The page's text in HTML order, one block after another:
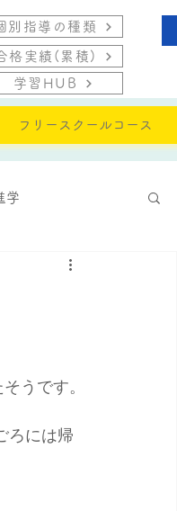
別指導の種類
格実績(累積)
学習HUB
フリースクールコース
学
うです。
ろには帰